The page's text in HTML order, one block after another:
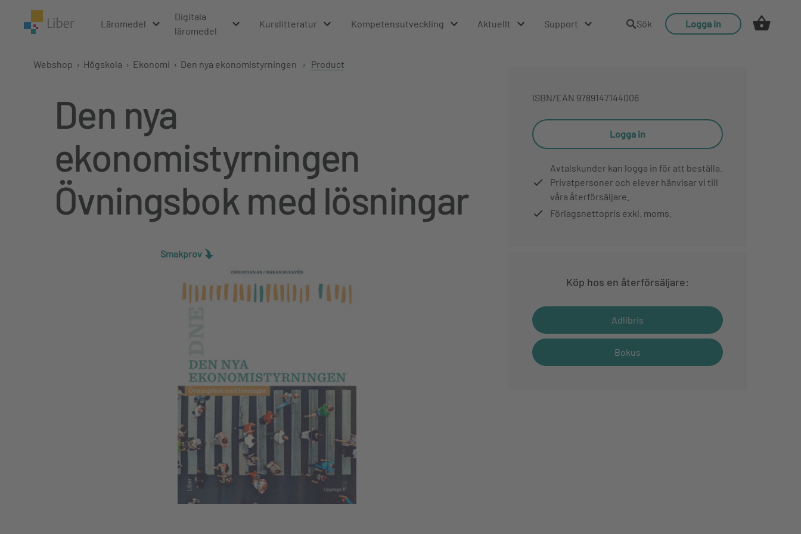
Läromedel
Digitala
läromedel
Kurslitteratur Kompetensutveckling Aktuellt Support Sök Logga in
Webshop › Högskola › Ekonomi › Den nya ekonomistyrningen › Product
Den nya
ekonomistyrningen
Övningsbok med lösningar
Smakprov
ISBN/EAN 9789147144006
Logga in
Avtalskunder kan logga in för att beställa.
Privatpersoner och elever hänvisar vi till
våra återförsäljare.
Förlagsnettopris exkl. moms.
Köp hos en återförsäljare:
Adlibris
Bokus